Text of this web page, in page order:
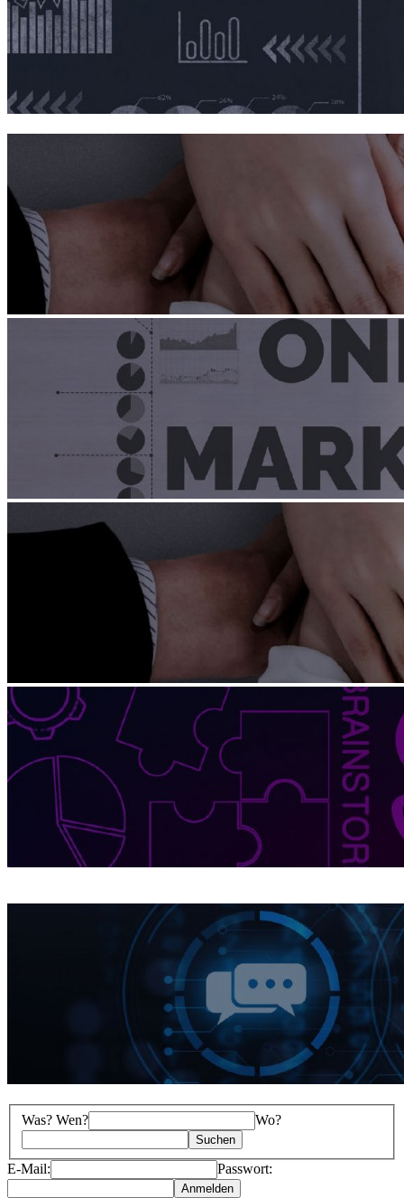
Was? Wen? Wo?
E-Mail: Passwort: